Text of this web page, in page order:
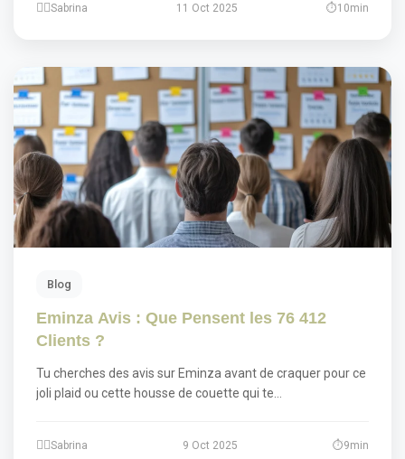
Sabrina 11 Oct 2025 10min
Blog
Eminza Avis : Que Pensent les 76 412
Clients ?
Tu cherches des avis sur Eminza avant de craquer pour ce
joli plaid ou cette housse de couette qui te…
Sabrina 9 Oct 2025 9min